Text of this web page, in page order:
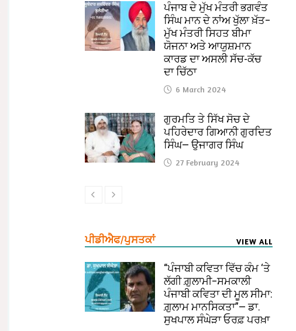
ਪੰਜਾਬ ਦੇ ਮੁੱਖ ਮੰਤਰੀ ਭਗਵੰਤ
ਸਿੰਘ ਮਾਨ ਦੇ ਨਾਂਅ ਖੁੱਲਾ ਖ਼ੱਤ–
ਮੁੱਖ ਮੰਤਰੀ ਸਿਹਤ ਬੀਮਾ
ਯੋਜਨਾ ਅਤੇ ਆਯੁਸ਼ਮਾਨ
ਕਾਰਡ ਦਾ ਅਸਲੀ ਸੱਚ-ਕੱਚ
ਦਾ ਚਿੱਠਾ
6 March 2024
ਗੁਰਮਤਿ ਤੇ ਸਿੱਖ ਸੋਚ ਦੇ
ਪਹਿਰੇਦਾਰ ਗਿਆਨੀ ਗੁਰਦਿਤ
ਸਿੰਘ— ਉਜਾਗਰ ਸਿੰਘ
27 February 2024
ਪੀਡੀਐਫ/ਪੁਸਤਕਾਂ VIEW ALL
“ਪੰਜਾਬੀ ਕਵਿਤਾ ਵਿੱਚ ਕੰਮ ‘ਤੇ
ਲੱਗੀ ਗ਼ੁਲਾਮੀ–ਸਮਕਾਲੀ
ਪੰਜਾਬੀ ਕਵਿਤਾ ਦੀ ਮੂਲ ਸੀਮਾ:
ਗ਼ੁਲਾਮ ਮਾਨਸਿਕਤਾ”— ਡਾ.
ਸੁਖਪਾਲ ਸੰਘੇੜਾ ਓਰਫ਼ ਪਰਖ਼ਾ